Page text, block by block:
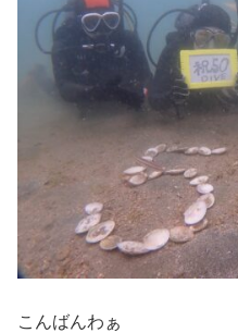
こんばんわぁ